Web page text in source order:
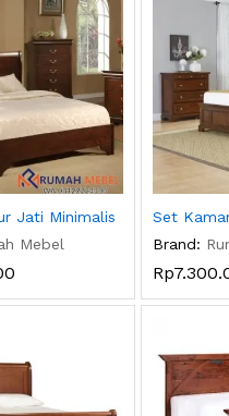
Jati Minimalis
Mebel
Set
Brand:
Rp